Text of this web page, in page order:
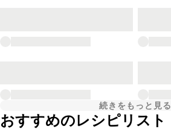
続きをもっと見る
おすすめのレシピリスト